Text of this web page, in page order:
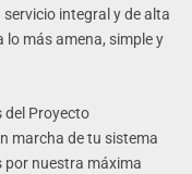
integral y de alta
lo más amena, simple y
del Proyecto
marcha de tu sistema
nuestra máxima